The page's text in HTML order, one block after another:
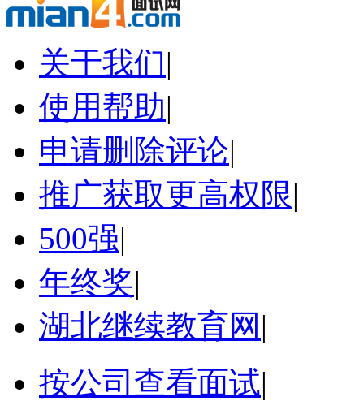
关于我们|
使用帮助|
申请删除评论|
推广获取更高权限|
500强|
年终奖|
湖北继续教育网 |
按公司查看面试|